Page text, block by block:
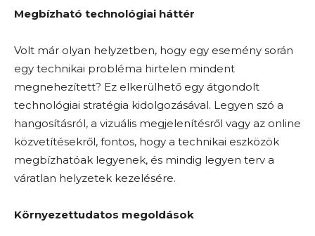
Megbízható technológiai háttér
Volt már olyan helyzetben, hogy egy esemény során
egy technikai probléma hirtelen mindent
megnehezített? Ez elkerülhető egy átgondolt
technológiai stratégia kidolgozásával. Legyen szó a
hangosításról, a vizuális megjelenítésről vagy az online
közvetítésekről, fontos, hogy a technikai eszközök
megbízhatóak legyenek, és mindig legyen terv a
váratlan helyzetek kezelésére.
Környezettudatos megoldások